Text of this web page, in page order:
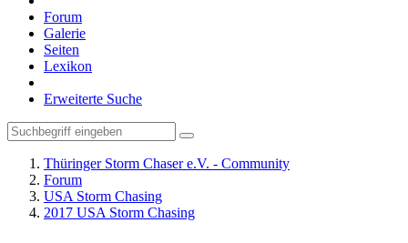
Forum
Galerie
Seiten
Lexikon
Erweiterte Suche
Thüringer Storm Chaser e.V. - Community
Forum
USA Storm Chasing
2017 USA Storm Chasing